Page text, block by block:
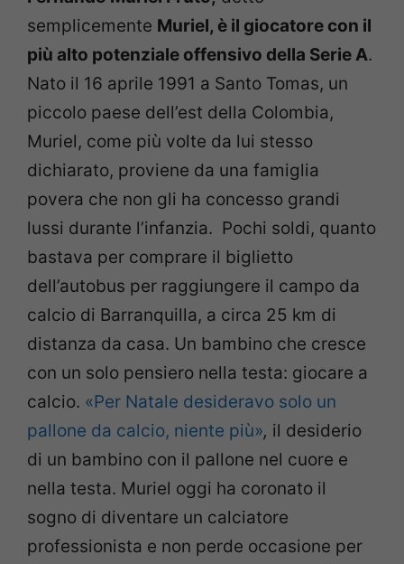
semplicemente Muriel, è il giocatore con il
più alto potenziale offensivo della Serie A.
Nato il 16 aprile 1991 a Santo Tomas, un
piccolo paese dell’est della Colombia,
Muriel, come più volte da lui stesso
dichiarato, proviene da una famiglia
povera che non gli ha concesso grandi
lussi durante l’infanzia. Pochi soldi, quanto
bastava per comprare il biglietto
dell’autobus per raggiungere il campo da
calcio di Barranquilla, a circa 25 km di
distanza da casa. Un bambino che cresce
con un solo pensiero nella testa: giocare a
calcio. «Per Natale desideravo solo un
pallone da calcio, niente più», il desiderio
di un bambino con il pallone nel cuore e
nella testa. Muriel oggi ha coronato il
sogno di diventare un calciatore
professionista e non perde occasione per